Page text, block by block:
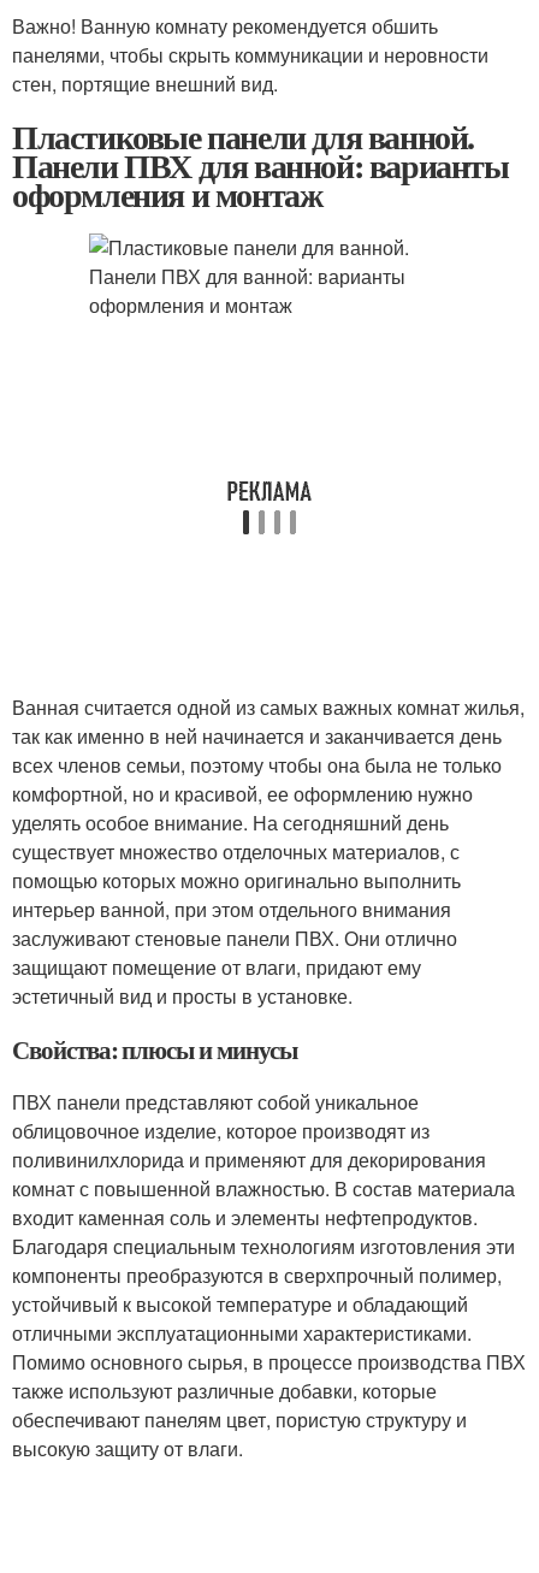
Важно! Ванную комнату рекомендуется обшить
панелями, чтобы скрыть коммуникации и неровности
стен, портящие внешний вид.
Пластиковые панели для ванной.
Панели ПВХ для ванной: варианты
оформления и монтаж
Ванная считается одной из самых важных комнат жилья,
так как именно в ней начинается и заканчивается день
всех членов семьи, поэтому чтобы она была не только
комфортной, но и красивой, ее оформлению нужно
уделять особое внимание. На сегодняшний день
существует множество отделочных материалов, с
помощью которых можно оригинально выполнить
интерьер ванной, при этом отдельного внимания
заслуживают стеновые панели ПВХ. Они отлично
защищают помещение от влаги, придают ему
эстетичный вид и просты в установке.
Свойства: плюсы и минусы
ПВХ панели представляют собой уникальное
облицовочное изделие, которое производят из
поливинилхлорида и применяют для декорирования
комнат с повышенной влажностью. В состав материала
входит каменная соль и элементы нефтепродуктов.
Благодаря специальным технологиям изготовления эти
компоненты преобразуются в сверхпрочный полимер,
устойчивый к высокой температуре и обладающий
отличными эксплуатационными характеристиками.
Помимо основного сырья, в процессе производства ПВХ
также используют различные добавки, которые
обеспечивают панелям цвет, пористую структуру и
высокую защиту от влаги.